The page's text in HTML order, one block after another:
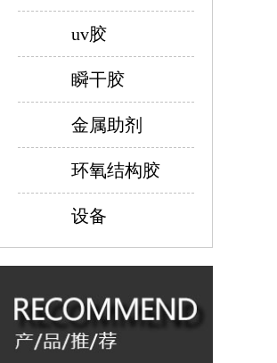
uv胶
瞬干胶
金属助剂
环氧结构胶
设备